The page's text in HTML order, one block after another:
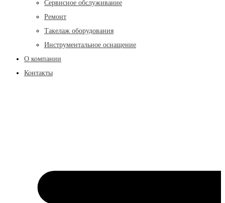
Сервисное обслуживание
Ремонт
Такелаж оборудования
Инструментальное оснащение
О компании
Контакты